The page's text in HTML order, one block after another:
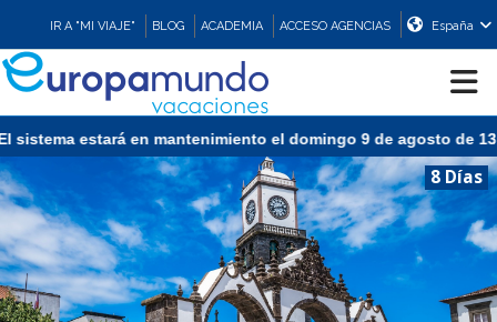
IR A "MI VIAJE" BLOG ACADEMIA ACCESO AGENCIAS España
CRUCEROS
EUROPA
ASIA
estará en mantenimiento el domingo 9 de agosto de 13:00 a
8 Días